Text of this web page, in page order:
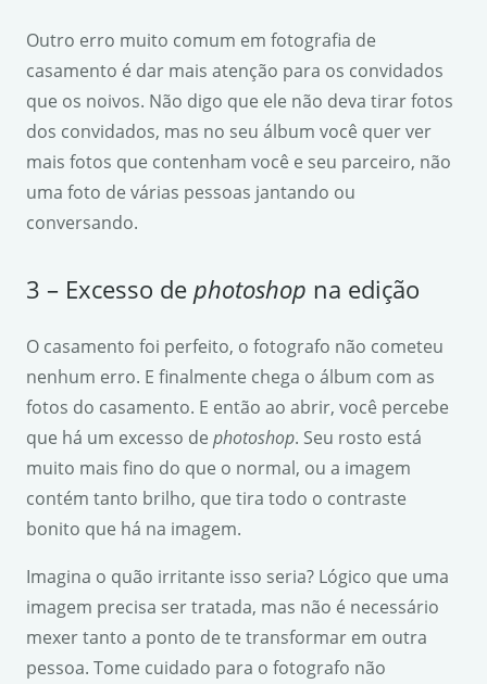
Outro erro muito comum em fotografia de
casamento é dar mais atenção para os convidados
que os noivos. Não digo que ele não deva tirar fotos
dos convidados, mas no seu álbum você quer ver
mais fotos que contenham você e seu parceiro, não
uma foto de várias pessoas jantando ou
conversando.
3 – Excesso de photoshop na edição
O casamento foi perfeito, o fotografo não cometeu
nenhum erro. E finalmente chega o álbum com as
fotos do casamento. E então ao abrir, você percebe
que há um excesso de photoshop. Seu rosto está
muito mais fino do que o normal, ou a imagem
contém tanto brilho, que tira todo o contraste
bonito que há na imagem.
Imagina o quão irritante isso seria? Lógico que uma
imagem precisa ser tratada, mas não é necessário
mexer tanto a ponto de te transformar em outra
pessoa. Tome cuidado para o fotografo não